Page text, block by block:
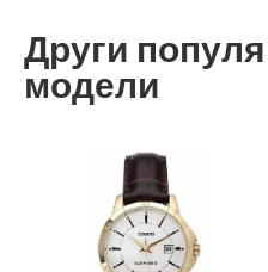
Други
модели